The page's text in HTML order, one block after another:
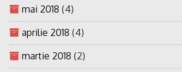
mai 2018 (4)
aprilie 2018 (4)
martie 2018 (2)